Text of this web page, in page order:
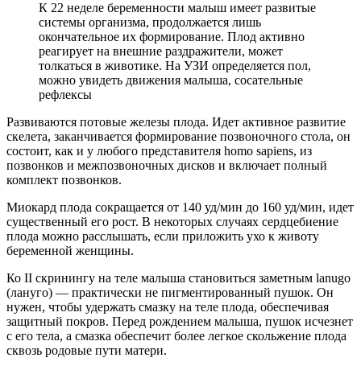
К 22 неделе беременности малыш имеет развитые
системы организма, продолжается лишь
окончательное их формирование. Плод активно
реагирует на внешние раздражители, может
толкаться в животике. На УЗИ определяется пол,
можно увидеть движения малыша, сосательные
рефлексы
Развиваются потовые железы плода. Идет активное развитие
скелета, заканчивается формирование позвоночного стола, он
состоит, как и у любого представителя homo sapiens, из
позвонков и межпозвоночных дисков и включает полный
комплект позвонков.
Миокард плода сокращается от 140 уд/мин до 160 уд/мин, идет
существенный его рост. В некоторых случаях сердцебиение
плода можно расслышать, если приложить ухо к животу
беременной женщины.
Ко II скринингу на теле малыша становиться заметным lanugo
(лануго) — практически не пигментированный пушок. Он
нужен, чтобы удержать смазку на теле плода, обеспечивая
защитный покров. Перед рождением малыша, пушок исчезнет
с его тела, а смазка обеспечит более легкое скольжение плода
сквозь родовые пути матери.